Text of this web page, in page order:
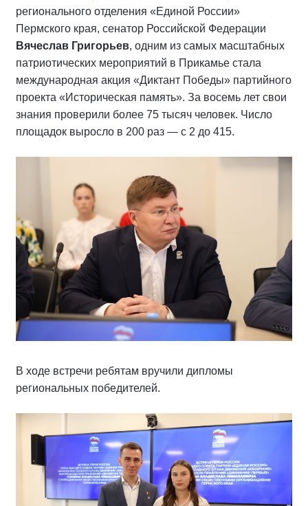
регионального отделения «Единой России»
Пермского края, сенатор Российской Федерации
Вячеслав Григорьев, одним из самых масштабных
патриотических мероприятий в Прикамье стала
международная акция «Диктант Победы» партийного
проекта «Историческая память». За восемь лет свои
знания проверили более 75 тысяч человек. Число
площадок выросло в 200 раз — с 2 до 415.
В ходе встречи ребятам вручили дипломы
региональных победителей.